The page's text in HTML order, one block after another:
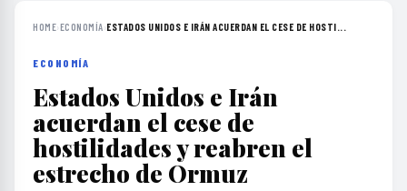
HOME›ECONOMÍA›ESTADOS UNIDOS E IRÁN ACUERDAN EL CESE DE HOSTI...
ECONOMÍA
Estados Unidos e Irán
acuerdan el cese de
hostilidades y reabren el
estrecho de Ormuz